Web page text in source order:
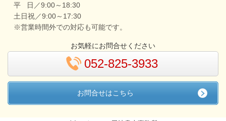
平 日／9:00～18:30
土日祝／9:00～17:30
※営業時間外での対応も可能です。
お気軽にお問合せください
052-825-3933
お問合せはこちら